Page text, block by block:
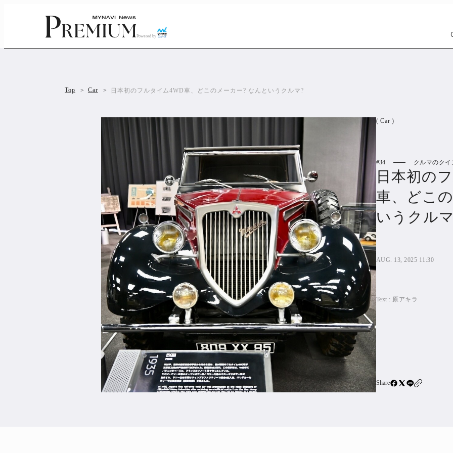
Powered by
Car1301
SBIネオ
Top Car 日本初のフルタイム4WD車、どこのメーカー? なんというクルマ?
( Car )
34 クルマのクイ
日本初の
車、どこ
いうクル
AUG. 13, 2025 11:30
Text : 原アキラ
Share